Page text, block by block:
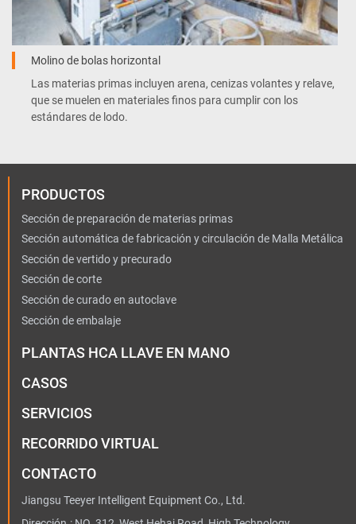
Molino de bolas horizontal
Las materias primas incluyen arena, cenizas volantes y relave,
que se muelen en materiales finos para cumplir con los
estándares de lodo.
PRODUCTOS
Sección de preparación de materias primas
Sección automática de fabricación y circulación de Malla Metálica
Sección de vertido y precurado
Sección de corte
Sección de curado en autoclave
Sección de embalaje
PLANTAS HCA LLAVE EN MANO
CASOS
SERVICIOS
RECORRIDO VIRTUAL
CONTACTO
Jiangsu Teeyer Intelligent Equipment Co., Ltd.